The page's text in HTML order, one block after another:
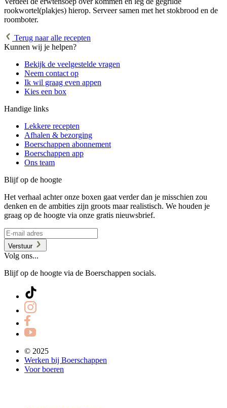
rookwortel(plakjes) hierop. Serveer samen met het stokbrood en de
roomboter.
Terug naar alle recepten
Kunnen wij je helpen?
Bekijk de veelgestelde vragen
Neem contact op
Ik wil graag even appen
Kies een box
Handige links
Lekkere recepten
Afhalen & bezorging
Boerschappen abonnement
Boerschappen app
Ons team
Blijf op de hoogte
Het verhaal achter onze boxen gaat verder dan je misschien zou
denken en de ambities zijn groots maar realistisch. We houden je
graag op de hoogte via onze gratis nieuwsbrief.
Verstuur
Volg ons...
Blijf op de hoogte via de Boerschappen socials.
© 2025
Werken bij Boerschappen
Voor boeren